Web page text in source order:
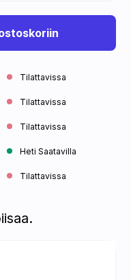
Tilattavissa
Tilattavissa
Tilattavissa
Heti Saatavilla
Tilattavissa